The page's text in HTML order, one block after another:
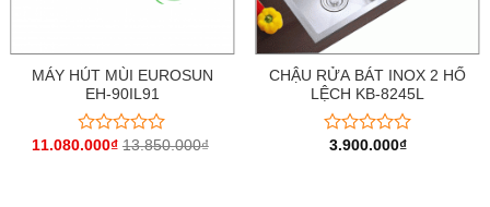
MÁY HÚT MÙI EUROSUN
EH-90IL91
Được
11.080.000₫ 13.850.000₫
CHẬU RỬA BÁT INOX 2 HỐ
LỆCH KB-8245L
Được
3.900.000₫